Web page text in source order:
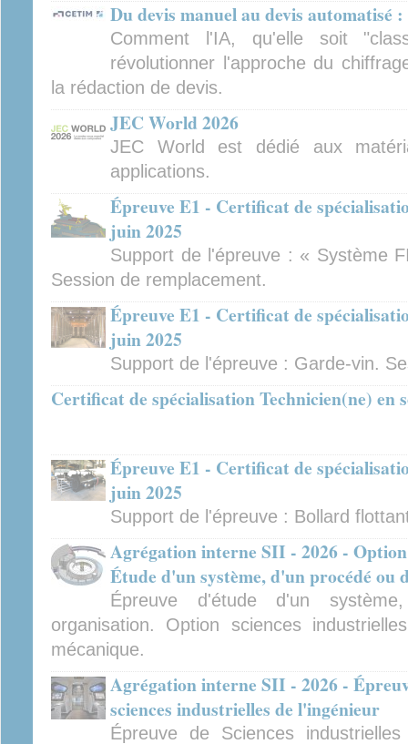
Du devis manuel au devis
Comment l'IA, qu'elle soit
révolutionner l'approche du
la rédaction de devis.
JEC World 2026
JEC World est dédié aux
applications.
Épreuve E1 - Certificat de
juin 2025
Support de l'épreuve : « Système
Session de remplacement.
Épreuve E1 - Certificat de
juin 2025
Support de l'épreuve : Garde-vin.
Certificat de spécialisation Technicien(ne) en
Épreuve E1 - Certificat de
juin 2025
Support de l'épreuve : Bollard
Agrégation interne SII - 2026 -
Étude d'un système, d'un procédé ou
Épreuve d'étude d'un
organisation. Option sciences
mécanique.
Agrégation interne SII - 2026 -
sciences industrielles de l'ingénieur
Épreuve de Sciences